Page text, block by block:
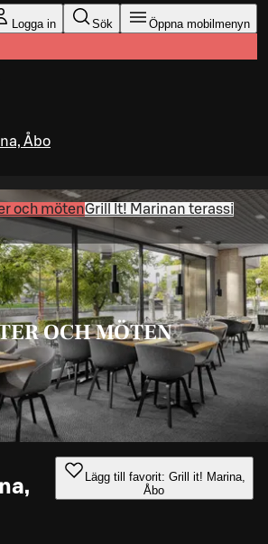
Logga in Sök Öppna mobilmenyn
Åbo
och mötenGrill It! Marinan terassi
OCH MÖTEN
Lägg till favorit: Grill it! Marina,
Åbo